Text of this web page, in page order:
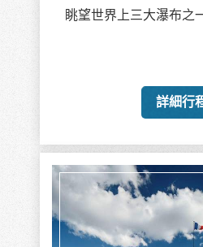
眺望世界上三大瀑布之
詳細行